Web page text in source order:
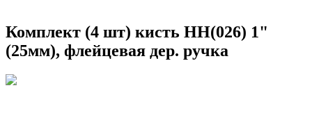
Комплект (4 шт) кисть НН(026) 1"
(25мм), флейцевая дер. ручка